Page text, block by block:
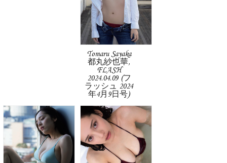
Tomaru Sayaka
都丸紗也華,
FLASH
2024.04.09 (フ
ラッシュ 2024
年4月9日号)